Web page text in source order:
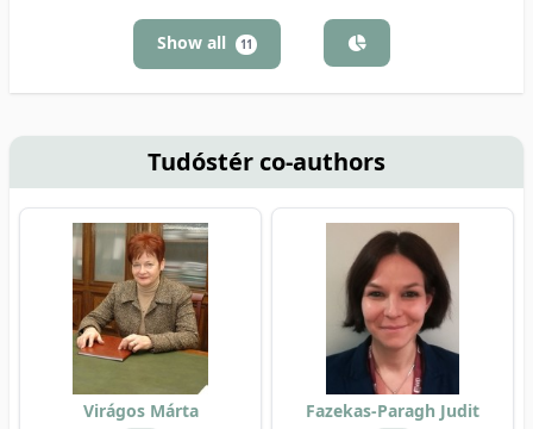
Show all 11
Tudóstér co-authors
Virágos Márta Fazekas-Paragh Judit